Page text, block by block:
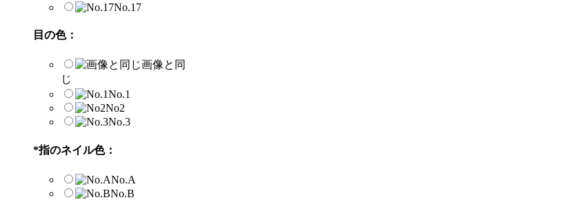
No.17
目の色：
画像と同
じ
No.1
No2
No.3
*指のネイル色：
No.A
No.B